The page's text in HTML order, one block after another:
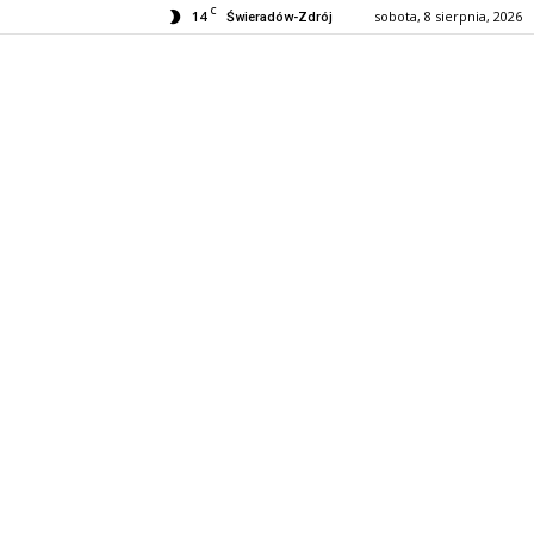
14 C Świeradów-Zdrój sobota, 8 sierpnia, 2026